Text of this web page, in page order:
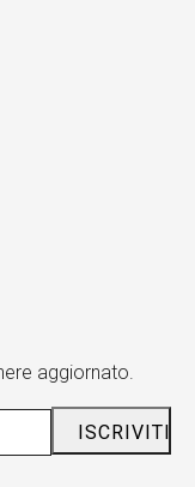
aggiornato.